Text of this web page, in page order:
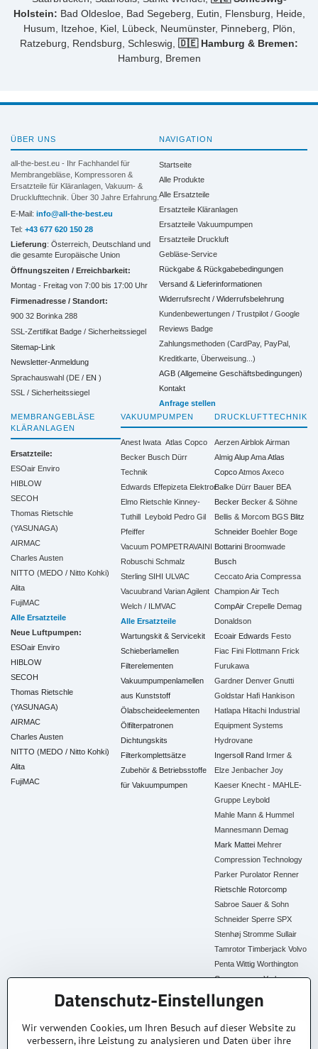
Holstein: Bad Oldesloe, Bad Segeberg, Eutin, Flensburg, Heide,
Husum, Itzehoe, Kiel, Lübeck, Neumünster, Pinneberg, Plön,
Ratzeburg, Rendsburg, Schleswig, 🇩🇪 Hamburg & Bremen:
Hamburg, Bremen
ÜBER UNS
all-the-best.eu - Ihr Fachhandel für
Membrangebläse, Kompressoren &
Ersatzteile für Kläranlagen, Vakuum- &
Drucklufttechnik. Über 30 Jahre Erfahrung.
E-Mail: info@all-the-best.eu
Tel: +43 677 620 150 28
Lieferung: Österreich, Deutschland und
die gesamte Europäische Union
Öffnungszeiten / Erreichbarkeit:
Montag - Freitag von 7:00 bis 17:00 Uhr
Firmenadresse / Standort:
900 32 Borinka 288
SSL-Zertifikat Badge / Sicherheitssiegel
Sitemap-Link
Newsletter-Anmeldung
Sprachauswahl (DE / EN )
SSL / Sicherheitssiegel
NAVIGATION
Startseite
Alle Produkte
Alle Ersatzteile
Ersatzteile Kläranlagen
Ersatzteile Vakuumpumpen
Ersatzteile Druckluft
Gebläse-Service
Rückgabe & Rückgabebedingungen
Versand & Lieferinformationen
Widerrufsrecht / Widerrufsbelehrung
Kundenbewertungen / Trustpilot / Google
Reviews Badge
Zahlungsmethoden (CardPay, PayPal,
Kreditkarte, Überweisung...)
AGB (Allgemeine Geschäftsbedingungen)
Kontakt
Anfrage stellen
MEMBRANGEBLÄSE
KLÄRANLAGEN
Ersatzteile:
ESOair Enviro
HIBLOW
SECOH
Thomas Rietschle
(YASUNAGA)
AIRMAC
Charles Austen
NITTO (MEDO / Nitto Kohki)
Alita
FujiMAC
Alle Ersatzteile
Neue Luftpumpen:
ESOair Enviro
HIBLOW
SECOH
Thomas Rietschle
(YASUNAGA)
AIRMAC
Charles Austen
NITTO (MEDO / Nitto Kohki)
Alita
FujiMAC
VAKUUMPUMPEN
Anest Iwata Atlas Copco
Becker Busch Dürr
Technik
Edwards Effepizeta Elektror
Elmo Rietschle Kinney-
Tuthill Leybold Pedro Gil
Pfeiffer
Vacuum POMPETRAVAINI
Robuschi Schmalz
Sterling SIHI ULVAC
Vacuubrand Varian Agilent
Welch / ILMVAC
Alle Ersatzteile
Wartungskit & Servicekit
Schieberlamellen
Filterelementen
Vakuumpumpenlamellen
aus Kunststoff
Ölabscheideelementen
Ölfilterpatronen
Dichtungskits
Filterkomplettsätze
Zubehör & Betriebsstoffe
für Vakuumpumpen
DRUCKLUFTTECHNIK
AerzenAirblok Airman
Almig Alup Ama Atlas
Copco Atmos Axeco
Balke Dürr Bauer BEA
Becker Becker & Söhne
Bellis & Morcom BGS Blitz
Schneider Boehler Boge
Bottarini Broomwade
Busch
Ceccato Aria Compressa
Champion Air Tech
CompAir Crepelle Demag
Donaldson
Ecoair Edwards Festo
Fiac Fini Flottmann Frick
Furukawa
Gardner Denver Gnutti
Goldstar Hafi Hankison
Hatlapa Hitachi Industrial
Equipment Systems
Hydrovane
Ingersoll Rand Irmer &
Elze Jenbacher Joy
Kaeser Knecht - MAHLE-
Gruppe Leybold
Mahle Mann & Hummel
Mannesmann Demag
Mark Mattei Mehrer
Compression Technology
Parker Purolator Renner
Rietschle Rotorcomp
Sabroe Sauer & Sohn
Schneider Sperre SPX
Stenhøj Stromme Sullair
Tamrotor Timberjack Volvo
Penta Wittig Worthington
Creyssensac York
Alle Ersatzteile
30+ Jahre Erfahrung Lagerware Original & Kompatibel
Datenschutz-Einstellungen
Wir verwenden Cookies, um Ihren Besuch auf dieser Website zu
verbessern, ihre Leistung zu analysieren und Daten über ihre